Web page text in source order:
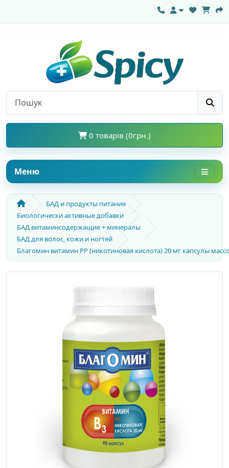
0 товарів (0грн.)
Меню
БАД и продукты питания
Биологически активные добавки
БАД витаминсодержащие + минералы
БАД для волос, кожи и ногтей
Благомин витамин PP (никотиновая кислота) 20 мг капсулы